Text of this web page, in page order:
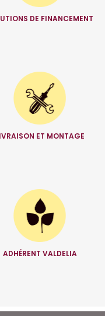
DE FINANCEMENT
ET MONTAGE
ADHÉRENT VALDELIA